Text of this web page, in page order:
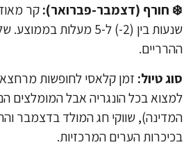
חורף (דצמבר-פברואר):קר מאוד
שנעות בין (2-) ל-5 מעלות
טיול:זמן קלאסי לחופשות מרחצאות
בכל הונגריה אבל המומלצים הם
שווקי חג המולד בדצמבר
הערים המרכזיות.